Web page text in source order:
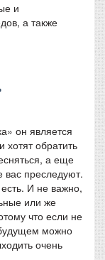
и
а также
он является
обратить
а еще
вас преследуют.
И не важно,
или же
что если не
можно
очень